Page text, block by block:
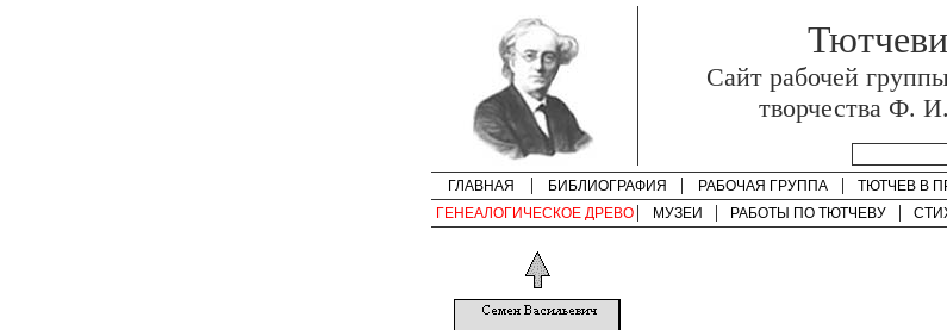
Cайт рабочей
творчества Ф.
ГЛАВНАЯ БИБЛИОГРАФИЯ РАБОЧАЯ ГРУППА ТЮТЧЕВ В
ГЕНЕАЛОГИЧЕСКОЕ ДРЕВО
МУЗЕИ РАБОТЫ ПО ТЮТЧЕВУ